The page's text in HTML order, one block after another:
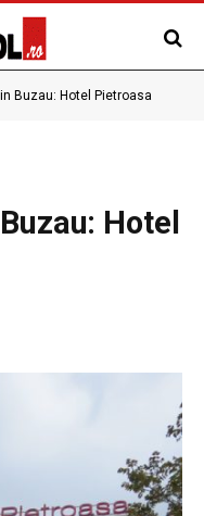
Buzau: Hotel Pietroasa
Hotel